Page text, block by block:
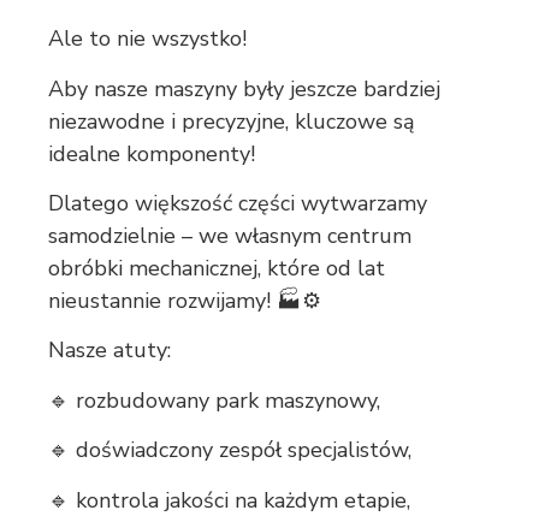
Ale to nie wszystko!
Aby nasze maszyny były jeszcze bardziej
niezawodne i precyzyjne, kluczowe są
idealne komponenty!
Dlatego większość części wytwarzamy
samodzielnie – we własnym centrum
obróbki mechanicznej, które od lat
nieustannie rozwijamy! 🏭⚙
Nasze atuty:
🔹 rozbudowany park maszynowy,
🔹 doświadczony zespół specjalistów,
🔹 kontrola jakości na każdym etapie,